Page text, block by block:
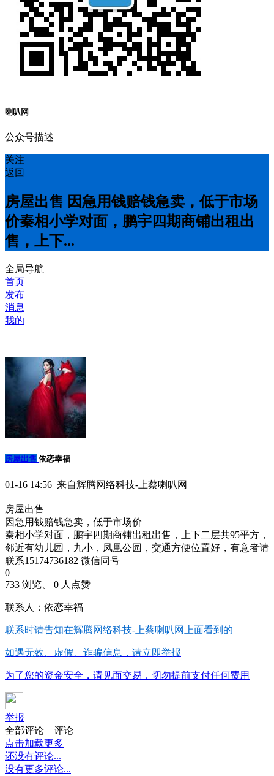
喇叭网
公众号描述
关注
返回
房屋出售 因急用钱赔钱急卖，低于市场
价秦相小学对面，鹏宇四期商铺出租出
售，上下...
全局导航
首页
发布
消息
我的
房屋出售 依恋幸福
01-16 14:56 来自辉腾网络科技-上蔡喇叭网
房屋出售
因急用钱赔钱急卖，低于市场价
秦相小学对面，鹏宇四期商铺出租出售，上下二层共95平方，
邻近有幼儿园，九小，凤凰公园，交通方便位置好，有意者请
联系15174736182 微信同号
0
733 浏览、 0 人点赞
联系人：依恋幸福
联系时请告知在辉腾网络科技-上蔡喇叭网 上面看到的
如遇无效、虚假、诈骗信息，请立即举报
为了您的资金安全，请见面交易，切勿提前支付任何费用
举报
全部评论
评论
点击加载更多
还没有评论...
没有更多评论...